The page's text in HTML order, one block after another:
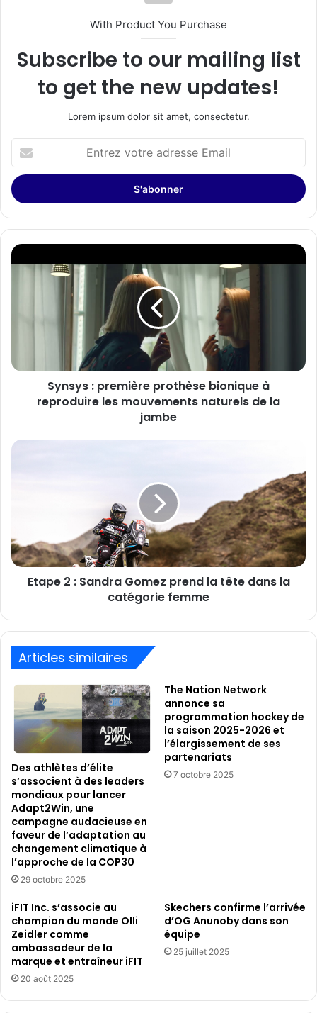
With Product You Purchase
Subscribe to our mailing list
to get the new updates!
Lorem ipsum dolor sit amet, consectetur.
votre
adresse
Email
Synsys
:
mouvements
Synsys : première prothèse bionique à
reproduire les mouvements naturels de la
jambe
Etape
tête
dans
Etape 2 : Sandra Gomez prend la tête dans la
catégorie femme
Articles similaires
Des athlètes d’élite
s’associent à des leaders
mondiaux pour lancer
Adapt2Win, une
campagne audacieuse en
faveur de l’adaptation au
changement climatique à
l’approche de la COP30
29 octobre 2025
The Nation Network
annonce sa
programmation hockey de
la saison 2025-2026 et
l’élargissement de ses
partenariats
7 octobre 2025
iFIT Inc. s’associe au
champion du monde Olli
Zeidler comme
ambassadeur de la
marque et entraîneur iFIT
20 août 2025
Skechers confirme l’arrivée
d’OG Anunoby dans son
équipe
25 juillet 2025